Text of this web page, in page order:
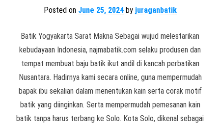
Posted on June 25, 2024by juraganbatik
Batik Yogyakarta Sarat Makna Sebagai wujud melestarikan
kebudayaan Indonesia, najmabatik.com selaku produsen dan
tempat membuat baju batik ikut andil di kancah perbatikan
Nusantara. Hadirnya kami secara online, guna mempermudah
bapak ibu sekalian dalam menentukan kain serta corak motif
batik yang diinginkan. Serta mempermudah pemesanan kain
batik tanpa harus terbang ke Solo. Kota Solo, dikenal sebagai